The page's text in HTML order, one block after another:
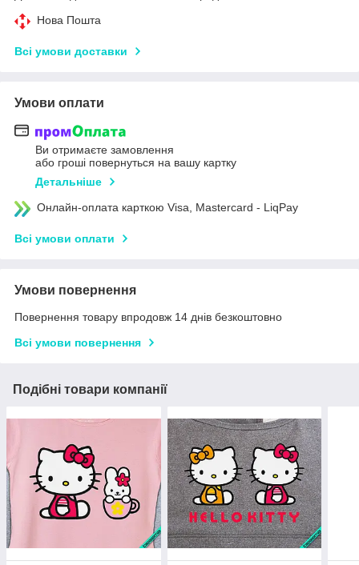
Нова Пошта
Всі умови доставки
Умови оплати
Ви отримаєте замовлення
або гроші повернуться на вашу картку
Детальніше
Онлайн-оплата карткою Visa, Mastercard - LiqPay
Всі умови оплати
Умови повернення
Повернення товару впродовж 14 днів безкоштовно
Всі умови повернення
Подібні товари компанії